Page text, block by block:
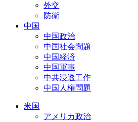
外交
防衛
中国
中国政治
中国社会問題
中国経済
中国軍事
中共浸透工作
中国人権問題
米国
アメリカ政治